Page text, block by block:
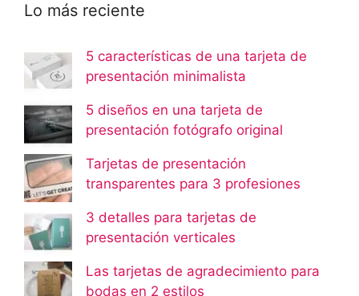
Lo más reciente
5 características de una tarjeta de
presentación minimalista
5 diseños en una tarjeta de
presentación fotógrafo original
Tarjetas de presentación
transparentes para 3 profesiones
3 detalles para tarjetas de
presentación verticales
Las tarjetas de agradecimiento para
bodas en 2 estilos